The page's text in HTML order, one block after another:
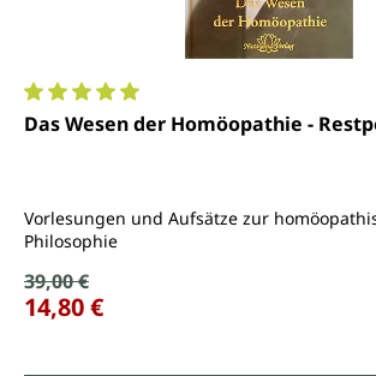
Durchschnittliche Bewertung von 5 von
Das Wesen der Homöopathie -
Vorlesungen und Aufsätze zur
Philosophie
Verkaufspreis:
Regulärer Preis:
39,00 €
14,80 €